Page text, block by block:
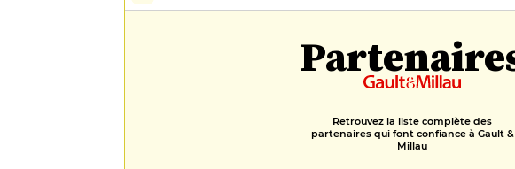
Retrouvez la liste complète des
partenaires qui font confiance à Gault &
Millau